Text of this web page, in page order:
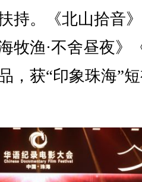
持。《北山拾音
牧渔·不舍昼夜》
，获“印象珠海”